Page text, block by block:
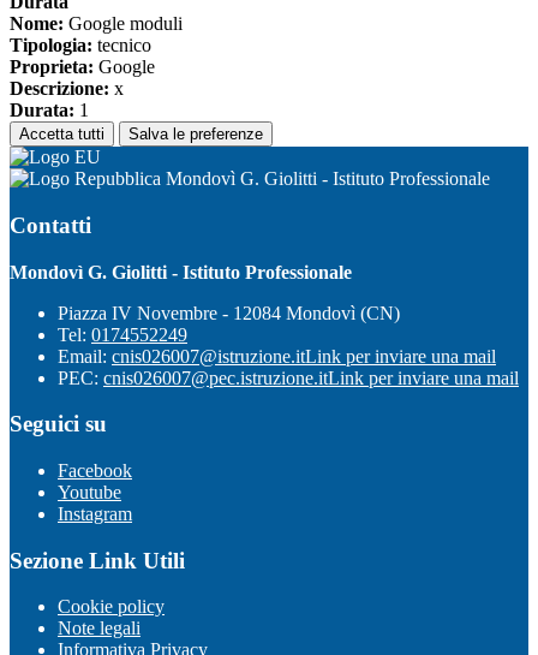
Nome: Google moduli
Tipologia: tecnico
Proprieta: Google
Descrizione: x
Durata: 1
Accetta tutti Salva le preferenze
Mondovì G. Giolitti - Istituto Professionale
Contatti
Mondovì G. Giolitti - Istituto Professionale
Piazza IV Novembre - 12084 Mondovì (CN)
Tel: 0174552249
Email: cnis026007@istruzione.itLink per inviare una mail
PEC: cnis026007@pec.istruzione.itLink per inviare una mail
Seguici su
Facebook
Youtube
Instagram
Sezione Link Utili
Cookie policy
Note legali
Informativa Privacy